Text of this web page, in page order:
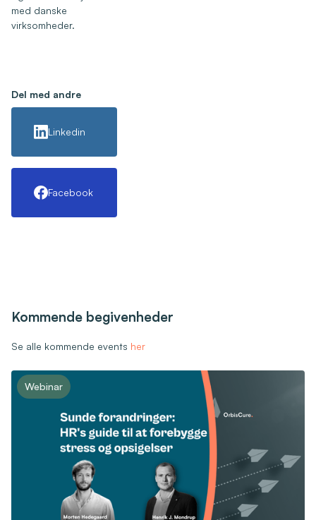
med danske
virksomheder.
Del med andre
Linkedin
Facebook
Kommende begivenheder
Se alle kommende events her
Webinar